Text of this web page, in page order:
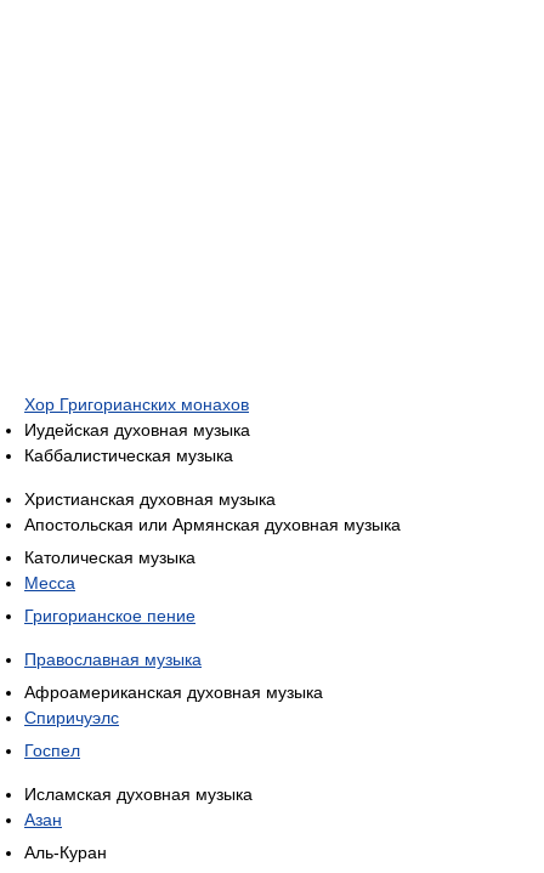
Хор Григорианских монахов
Иудейская духовная музыка
Каббалистическая музыка
Христианская духовная музыка
Апостольская или Армянская духовная музыка
Католическая музыка
Месса
Григорианское пение
Православная музыка
Афроамериканская духовная музыка
Спиричуэлс
Госпел
Исламская духовная музыка
Азан
Аль-Куран